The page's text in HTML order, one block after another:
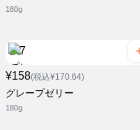
180g
¥158(税込¥170.64)
グレープゼリー
180g